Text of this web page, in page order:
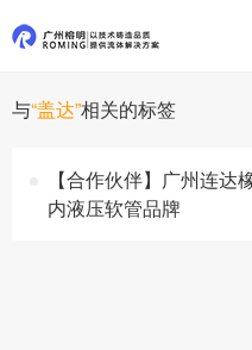
与“盖达”相关的标签
【合作伙伴】广州连
内液压软管品牌